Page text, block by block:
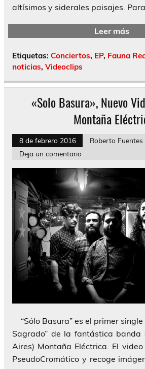
altísimos y siderales paisajes.
Leer más
Etiquetas: Conciertos, EP, Fauna
noticias, Videoclips
«Solo Basura», Nuevo
Montaña
8 de febrero 2016
Roberto Fuentes
Deja un comentario
“Sólo Basura” es el primer
Sagrado” de la fantástica banda
Aires) Montaña Eléctrica. El
PseudoCromático y recoge